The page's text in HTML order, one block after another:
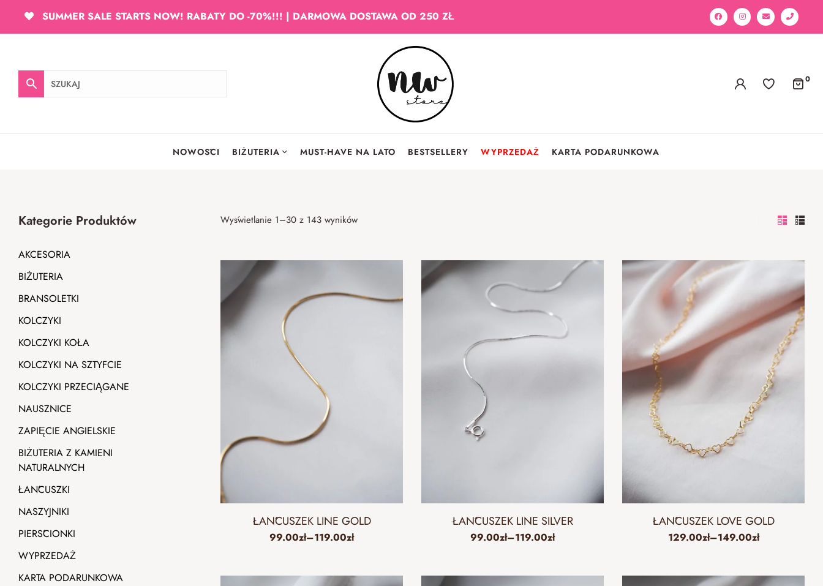
SUMMER SALE STARTS NOW! RABATY DO -70%!!! | DARMOWA DOSTAWA OD 250 ZŁ
0
NOWOŚCI BIŻUTERIA MUST-HAVE NA LATO BESTSELLERY WYPRZEDAŻ KARTA PODARUNKOWA
Wyświetlanie 1–30 z 143 wyników
ŁAŃCUSZEK LINE GOLD
99.00zł–119.00zł
ŁAŃCUSZEK LINE SILVER
99.00zł–119.00zł
ŁAŃCUSZEK LOVE GOLD
129.00zł–149.00zł
Kategorie Produktów
AKCESORIA
BIŻUTERIA
BRANSOLETKI
KOLCZYKI
KOLCZYKI KOŁA
KOLCZYKI NA SZTYFCIE
KOLCZYKI PRZECIĄGANE
NAUSZNICE
ZAPIĘCIE ANGIELSKIE
BIŻUTERIA Z KAMIENI
NATURALNYCH
ŁAŃCUSZKI
NASZYJNIKI
PIERŚCIONKI
WYPRZEDAŻ
KARTA PODARUNKOWA